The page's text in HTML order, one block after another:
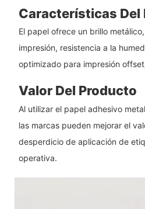
Características Del
El papel ofrece un brillo
impresión, resistencia a la
optimizado para impresión
Valor Del Producto
Al utilizar el papel adhesivo
las marcas pueden mejorar el
desperdicio de aplicación de
operativa.